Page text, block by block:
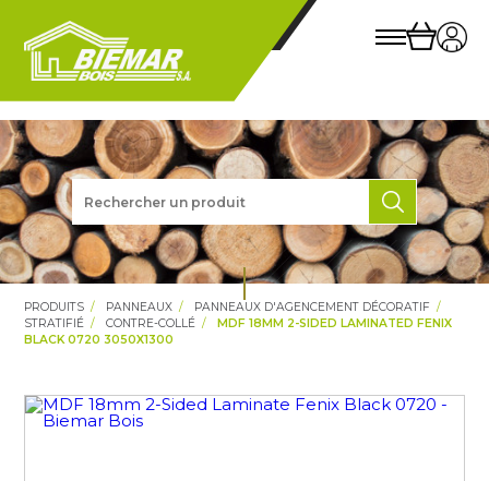
PRODUITS PANNEAUX
PANNEAUX D'AGENCEMENT DÉCORATIF
STRATIFIÉ
CONTRE-COLLÉ
MDF 18MM 2-SIDED LAMINATED FENIX
BLACK 0720 3050X1300